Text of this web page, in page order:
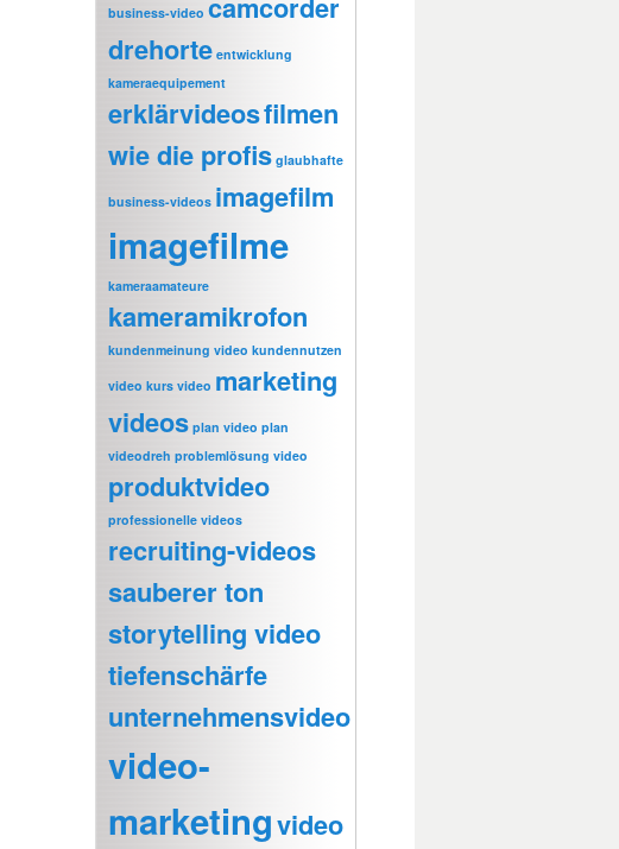
business-video camcorder
drehorte entwicklung
kameraequipement
erklärvideosfilmen
wie die profis glaubhafte
business-videos imagefilm
imagefilme
kameraamateure
kameramikrofon
kundenmeinung video kundennutzen
video kurs video marketing
videos plan video plan
videodreh problemlösung video
produktvideo
professionelle videos
recruiting-videos
sauberer ton
storytelling video
tiefenschärfe
unternehmensvideo
video-
marketingvideo